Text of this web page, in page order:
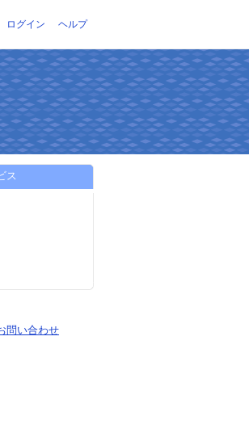
ログイン ヘルプ
ス
問い合わせ